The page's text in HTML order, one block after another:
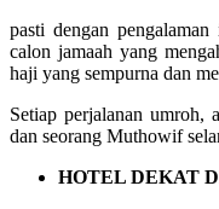
pasti dengan
calon jamaah yang
haji yang sempurna dan
Setiap perjalanan umroh,
dan seorang Muthowif
HOTEL DEKAT